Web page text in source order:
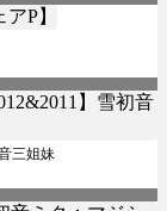
三姐妹